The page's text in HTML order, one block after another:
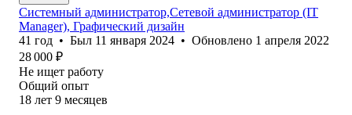
Системный администратор,Сетевой администратор (IT
Manager), Графический дизайн
41 год • Был 11 января 2024 • Обновлено 1 апреля 2022
28 000 ₽
Не ищет работу
Общий опыт
18 лет 9 месяцев